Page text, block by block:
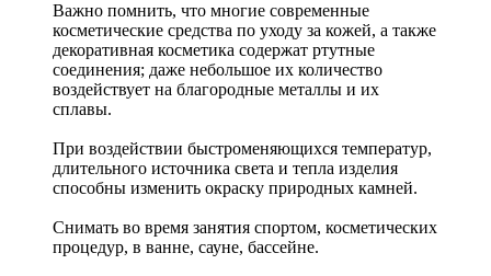
Важно помнить, что многие современные
косметические средства по уходу за кожей, а также
декоративная косметика содержат ртутные
соединения; даже небольшое их количество
воздействует на благородные металлы и их
сплавы.
При воздействии быстроменяющихся температур,
длительного источника света и тепла изделия
способны изменить окраску природных камней.
Снимать во время занятия спортом, косметических
процедур, в ванне, сауне, бассейне.